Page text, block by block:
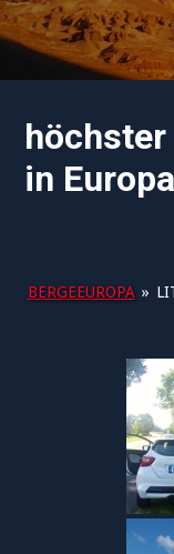
höchster
in Europa
BERGEEUROPA »